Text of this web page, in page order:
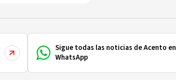
Sigue todas las noticias de Acento en
WhatsApp